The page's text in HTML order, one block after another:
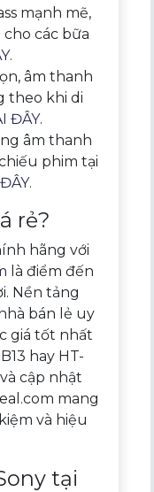
mạnh mẽ,
các bữa
.
âm thanh
theo khi di
ĐÂY.
âm thanh
phim tại
.
rẻ?
hãng với
là điểm đến
Nền tảng
bán lẻ uy
giá tốt nhất
hay HT-
cập nhật
mang
và hiệu
tại